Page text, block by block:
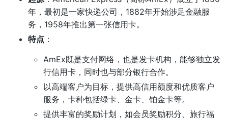
年，最初是一家快递公司，1882年开始涉足金融服
务，1958年推出第一张信用卡。
特点 ：
AmEx既是支付网络，也是发卡机构，能够独立发
行信用卡，同时也与部分银行合作。
以高端客户为目标，提供高信用额度和优质客户
服务，卡种包括绿卡、金卡、铂金卡等。
提供丰富的奖励计划，如会员奖励积分、旅行福